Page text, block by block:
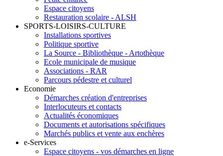
Espace citoyens
Restauration scolaire - ALSH
SPORTS-LOISIRS-CULTURE
Installations sportives
Politique sportive
La Source - Bibliothèque - Artothèque
Ecole municipale de musique
Associations - RAR
Parcours pédestre et culturel
Economie
Démarches création d'entreprises
Interlocuteurs et contacts
Actualités économiques
Documents et autorisations spécifiques
Marchés publics et vente aux enchères
e-Services
Espace citoyens - vos démarches en ligne